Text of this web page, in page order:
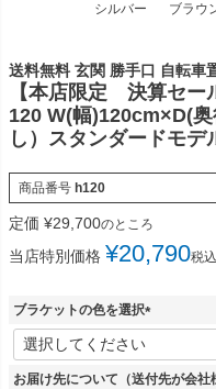
シルバー ブラウ
送料無料 玄関 勝手口 自転車
【本店限定 決算セー
120 W(幅)120cm×D(
し）スタンダードモデ
商品番号 h120
定価 ¥29,700のところ
当店特別価格 ¥20,790税込
ブラケットの色を選択
(
須
お届け先について（送付先が会社